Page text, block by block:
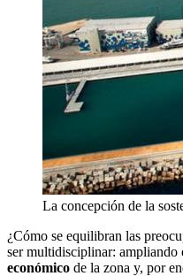
La concepción de la
¿Cómo se equilibran las
ser multidisciplinar: ampliando
económico de la zona y, por